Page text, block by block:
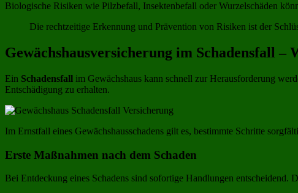
Biologische Risiken wie Pilzbefall, Insektenbefall oder Wurzelschäden
Die rechtzeitige Erkennung und Prävention von Risiken ist der
Gewächshausversicherung im Schadensfall –
Ein Schadensfall im Gewächshaus kann schnell zur Herausforderung
Entschädigung zu erhalten.
Im Ernstfall eines Gewächshausschadens gilt es, bestimmte Schritte
Erste Maßnahmen nach dem Schaden
Bei Entdeckung eines Schadens sind sofortige Handlungen entscheidend.